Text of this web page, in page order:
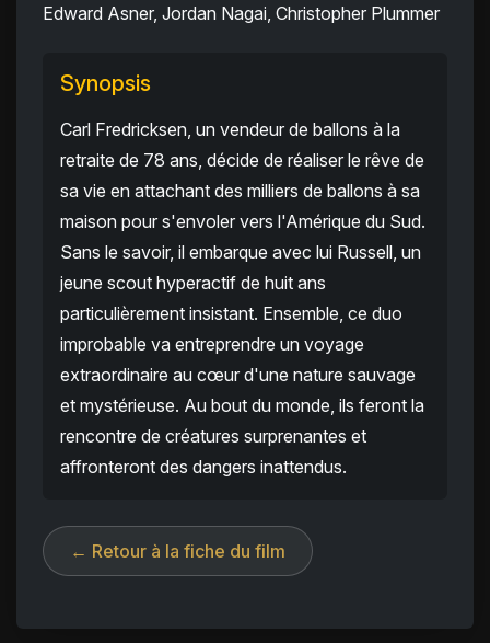
Edward Asner, Jordan Nagai, Christopher Plummer
Synopsis
Carl Fredricksen, un vendeur de ballons à la
retraite de 78 ans, décide de réaliser le rêve de
sa vie en attachant des milliers de ballons à sa
maison pour s'envoler vers l'Amérique du Sud.
Sans le savoir, il embarque avec lui Russell, un
jeune scout hyperactif de huit ans
particulièrement insistant. Ensemble, ce duo
improbable va entreprendre un voyage
extraordinaire au cœur d'une nature sauvage
et mystérieuse. Au bout du monde, ils feront la
rencontre de créatures surprenantes et
affronteront des dangers inattendus.
← Retour à la fiche du film